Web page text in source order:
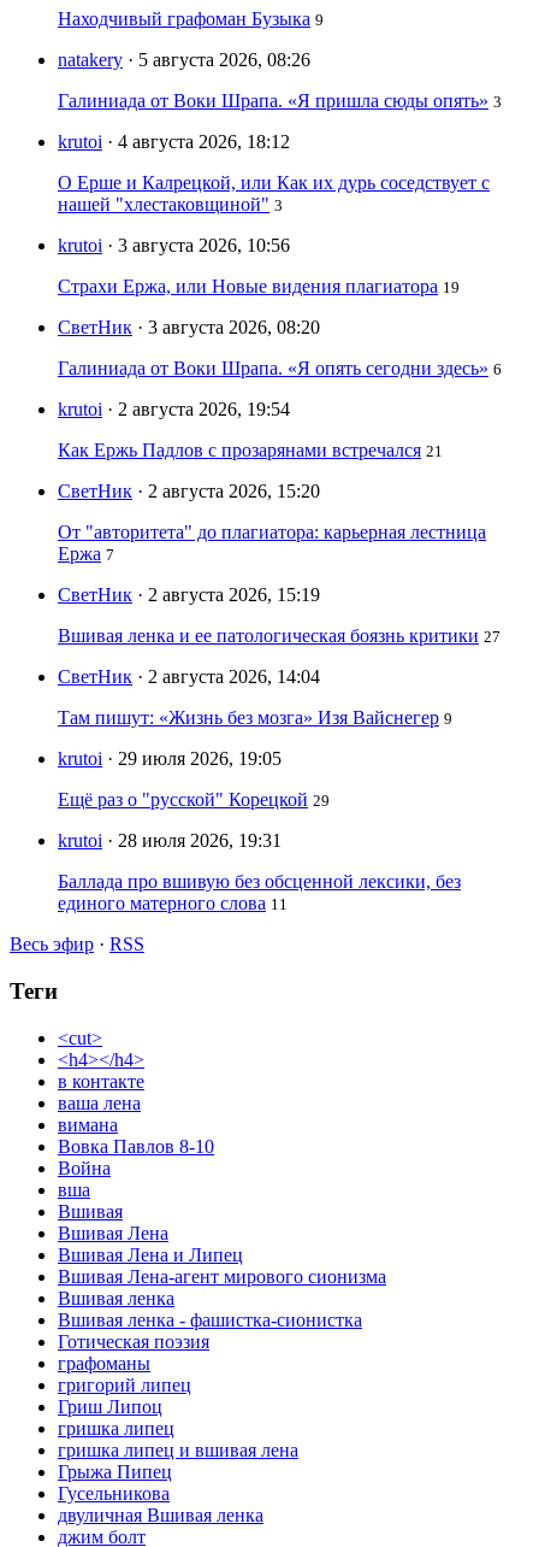
Находчивый графоман Бузыка 9
natakery · 5 августа 2026, 08:26
Галиниада от Воки Шрапа. «Я пришла сюды опять» 3
krutoi · 4 августа 2026, 18:12
О Ерше и Калрецкой, или Как их дурь соседствует с
нашей "хлестаковщиной" 3
krutoi · 3 августа 2026, 10:56
Страхи Ержа, или Новые видения плагиатора 19
СветНик · 3 августа 2026, 08:20
Галиниада от Воки Шрапа. «Я опять сегодни здесь» 6
krutoi · 2 августа 2026, 19:54
Как Ержь Падлов с прозарянами встречался 21
СветНик · 2 августа 2026, 15:20
От "авторитета" до плагиатора: карьерная лестница
Ержа 7
СветНик · 2 августа 2026, 15:19
Вшивая ленка и ее патологическая боязнь критики 27
СветНик · 2 августа 2026, 14:04
Там пишут: «Жизнь без мозга» Изя Вайснегер 9
krutoi · 29 июля 2026, 19:05
Ещё раз о "русской" Корецкой 29
krutoi · 28 июля 2026, 19:31
Баллада про вшивую без обсценной лексики, без
единого матерного слова 11
Весь эфир · RSS
Теги
<cut>
<h4></h4>
в контакте
ваша лена
вимана
Вовка Павлов 8-10
Война
вша
Вшивая
Вшивая Лена
Вшивая Лена и Липец
Вшивая Лена-агент мирового сионизма
Вшивая ленка
Вшивая ленка - фашистка-сионистка
Готическая поэзия
графоманы
григорий липец
Гриш Липоц
гришка липец
гришка липец и вшивая лена
Грыжа Пипец
Гусельникова
двуличная Вшивая ленка
джим болт